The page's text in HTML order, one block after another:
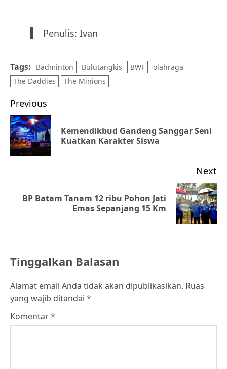
Penulis: Ivan
Tags: Badminton Bulutangkis BWF
olahraga
The Daddies
The Minions
Post
navigation
Previous
Kemendikbud Gandeng Sanggar Seni
Kuatkan Karakter Siswa
Next
NextBP Batam Tanam 12 ribu Pohon Jati
Emas Sepanjang 15 Km
Tinggalkan Balasan
Alamat email Anda tidak akan dipublikasikan. Ruas
yang wajib ditandai *
Komentar*